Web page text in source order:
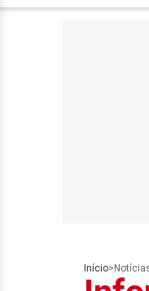
Início>